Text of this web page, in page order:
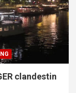
clandestin